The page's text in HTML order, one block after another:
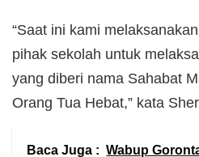
“Saat ini kami
pihak sekolah untuk
yang diberi nama Sahabat
Orang Tua Hebat,” kata
Baca Juga : Wabup